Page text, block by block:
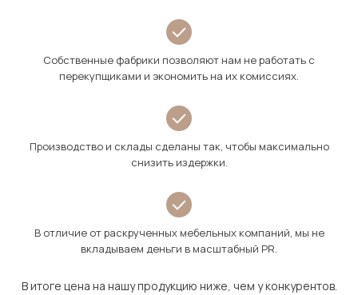
Собственные фабрики позволяют нам не работать с
перекупщиками и экономить на их комиссиях.
Производство и склады сделаны так, чтобы максимально
снизить издержки.
В отличие от раскрученных мебельных компаний, мы не
вкладываем деньги в масштабный PR.
В итоге цена на нашу продукцию ниже, чем у конкурентов.